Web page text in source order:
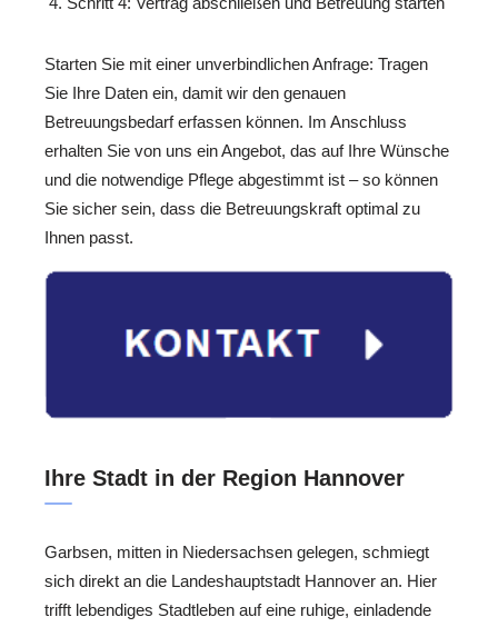
Starten Sie mit einer unverbindlichen Anfrage: Tragen
Sie Ihre Daten ein, damit wir den genauen
Betreuungsbedarf erfassen können. Im Anschluss
erhalten Sie von uns ein Angebot, das auf Ihre Wünsche
und die notwendige Pflege abgestimmt ist – so können
Sie sicher sein, dass die Betreuungskraft optimal zu
Ihnen passt.
Ihre Stadt in der Region Hannover
Garbsen, mitten in Niedersachsen gelegen, schmiegt
sich direkt an die Landeshauptstadt Hannover an. Hier
trifft lebendiges Stadtleben auf eine ruhige, einladende